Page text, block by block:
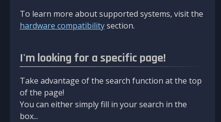
To learn more about supported systems, visit the
hardware compatibilitysection.
I'm looking for a specific page!
Take advantage of the search function at the top
of the page!
You can either simply fill in your search in the
box...